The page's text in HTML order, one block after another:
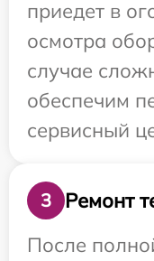
приедет в
осмотра
случае
обеспечим
сервисный
3
Ремонт
После